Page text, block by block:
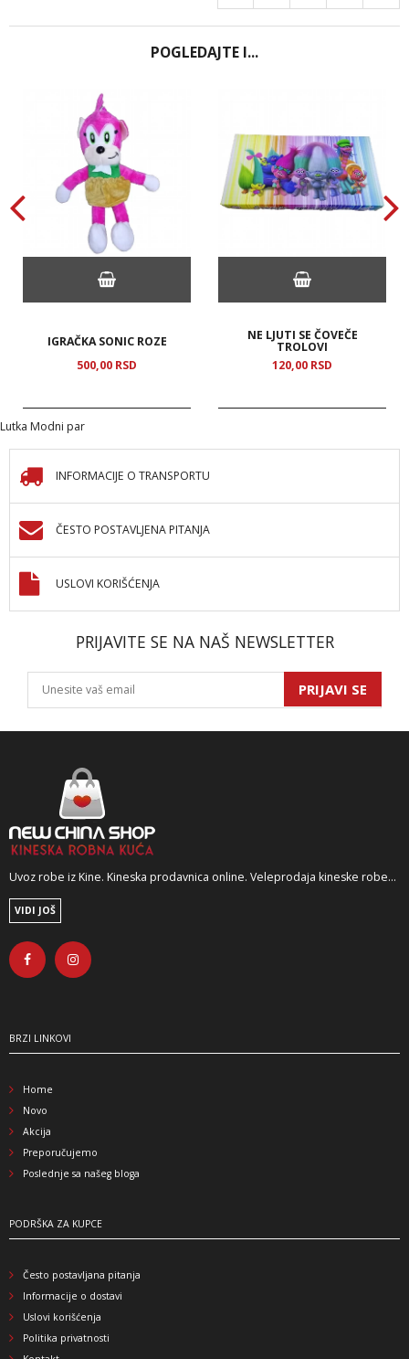
POGLEDAJTE I...
IGRAČKA SONIC ROZE
500,00 RSD
NE LJUTI SE ČOVEČE
TROLOVI
120,00 RSD
Lutka Modni par
INFORMACIJE O TRANSPORTU
ČESTO POSTAVLJENA PITANJA
USLOVI KORIŠĆENJA
PRIJAVITE SE NA NAŠ NEWSLETTER
PRIJAVI SE
Uvoz robe iz Kine. Kineska prodavnica online. Veleprodaja kineske robe...
VIDI JOŠ
BRZI LINKOVI
Home
Novo
Akcija
Preporučujemo
Poslednje sa našeg bloga
PODRŠKA ZA KUPCE
Često postavljana pitanja
Informacije o dostavi
Uslovi korišćenja
Politika privatnosti